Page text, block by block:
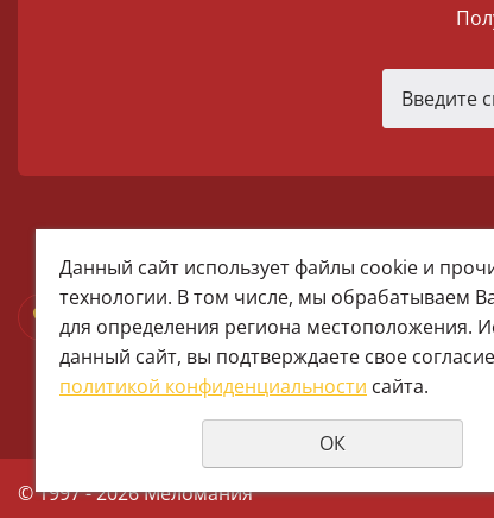
+7 (922) 025-50-71 (MAX)
Тел:+7 (343) 374-15-67 (Мира 2)
Тел: +7 (343) 371-19-13
+7 (922) 609-29-80 (MAX)
© 1997 - 2026 Меломания
Данный сайт использует файлы cookie и
технологии. В том числе, мы обрабатываем
для определения региона местоположения.
данный сайт, вы подтверждаете свое
политикой конфиденциальности сайта.
ОК